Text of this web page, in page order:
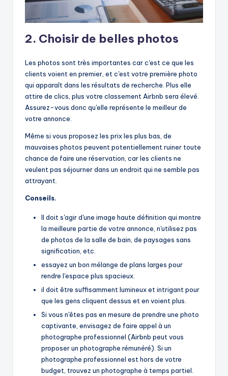
2. Choisir de belles photos
Les photos sont très importantes car c'est ce que les
clients voient en premier, et c'est votre première photo
qui apparaît dans les résultats de recherche. Plus elle
attire de clics, plus votre classement Airbnb sera élevé.
Assurez-vous donc qu'elle représente le meilleur de
votre annonce.
Même si vous proposez les prix les plus bas, de
mauvaises photos peuvent potentiellement ruiner toute
chance de faire une réservation, car les clients ne
veulent pas séjourner dans un endroit qui ne semble pas
attrayant.
Conseils.
Il doit s'agir d'une image haute définition qui montre
la meilleure partie de votre annonce, n'utilisez pas
de photos de la salle de bain, de paysages sans
signification, etc.
essayez un bon mélange de plans larges pour
rendre l'espace plus spacieux.
il doit être suffisamment lumineux et intrigant pour
que les gens cliquent dessus et en voient plus.
Si vous n'êtes pas en mesure de prendre une photo
captivante, envisagez de faire appel à un
photographe professionnel (Airbnb peut vous
proposer un photographe rémunéré). Si un
photographe professionnel est hors de votre
budget, trouvez un photographe à temps partiel.